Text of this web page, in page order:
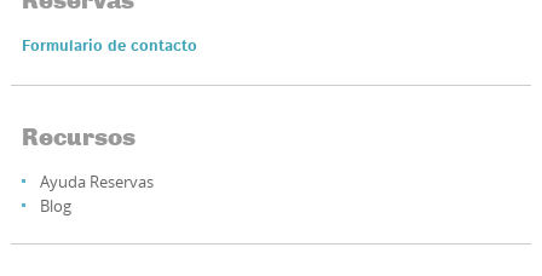
Formulario de contacto
Recursos
Ayuda Reservas
Blog